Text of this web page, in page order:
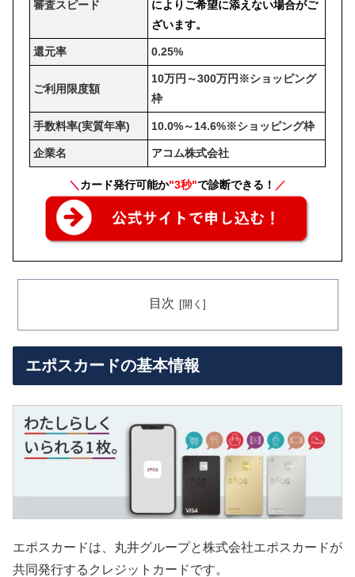
審査スピード
によりご希望に添えない場合がご
ざいます。
還元率 0.25%
ご利用限度額
10万円～300万円※ショッピング
枠
手数料率(実質年率) 10.0%～14.6%※ショッピング枠
企業名 アコム株式会社
＼カード発行可能か"3秒"で診断できる！ ／
目次
エポスカードの基本情報
エポスカードは、丸井グループと株式会社エポスカードが
共同発行するクレジットカードです。